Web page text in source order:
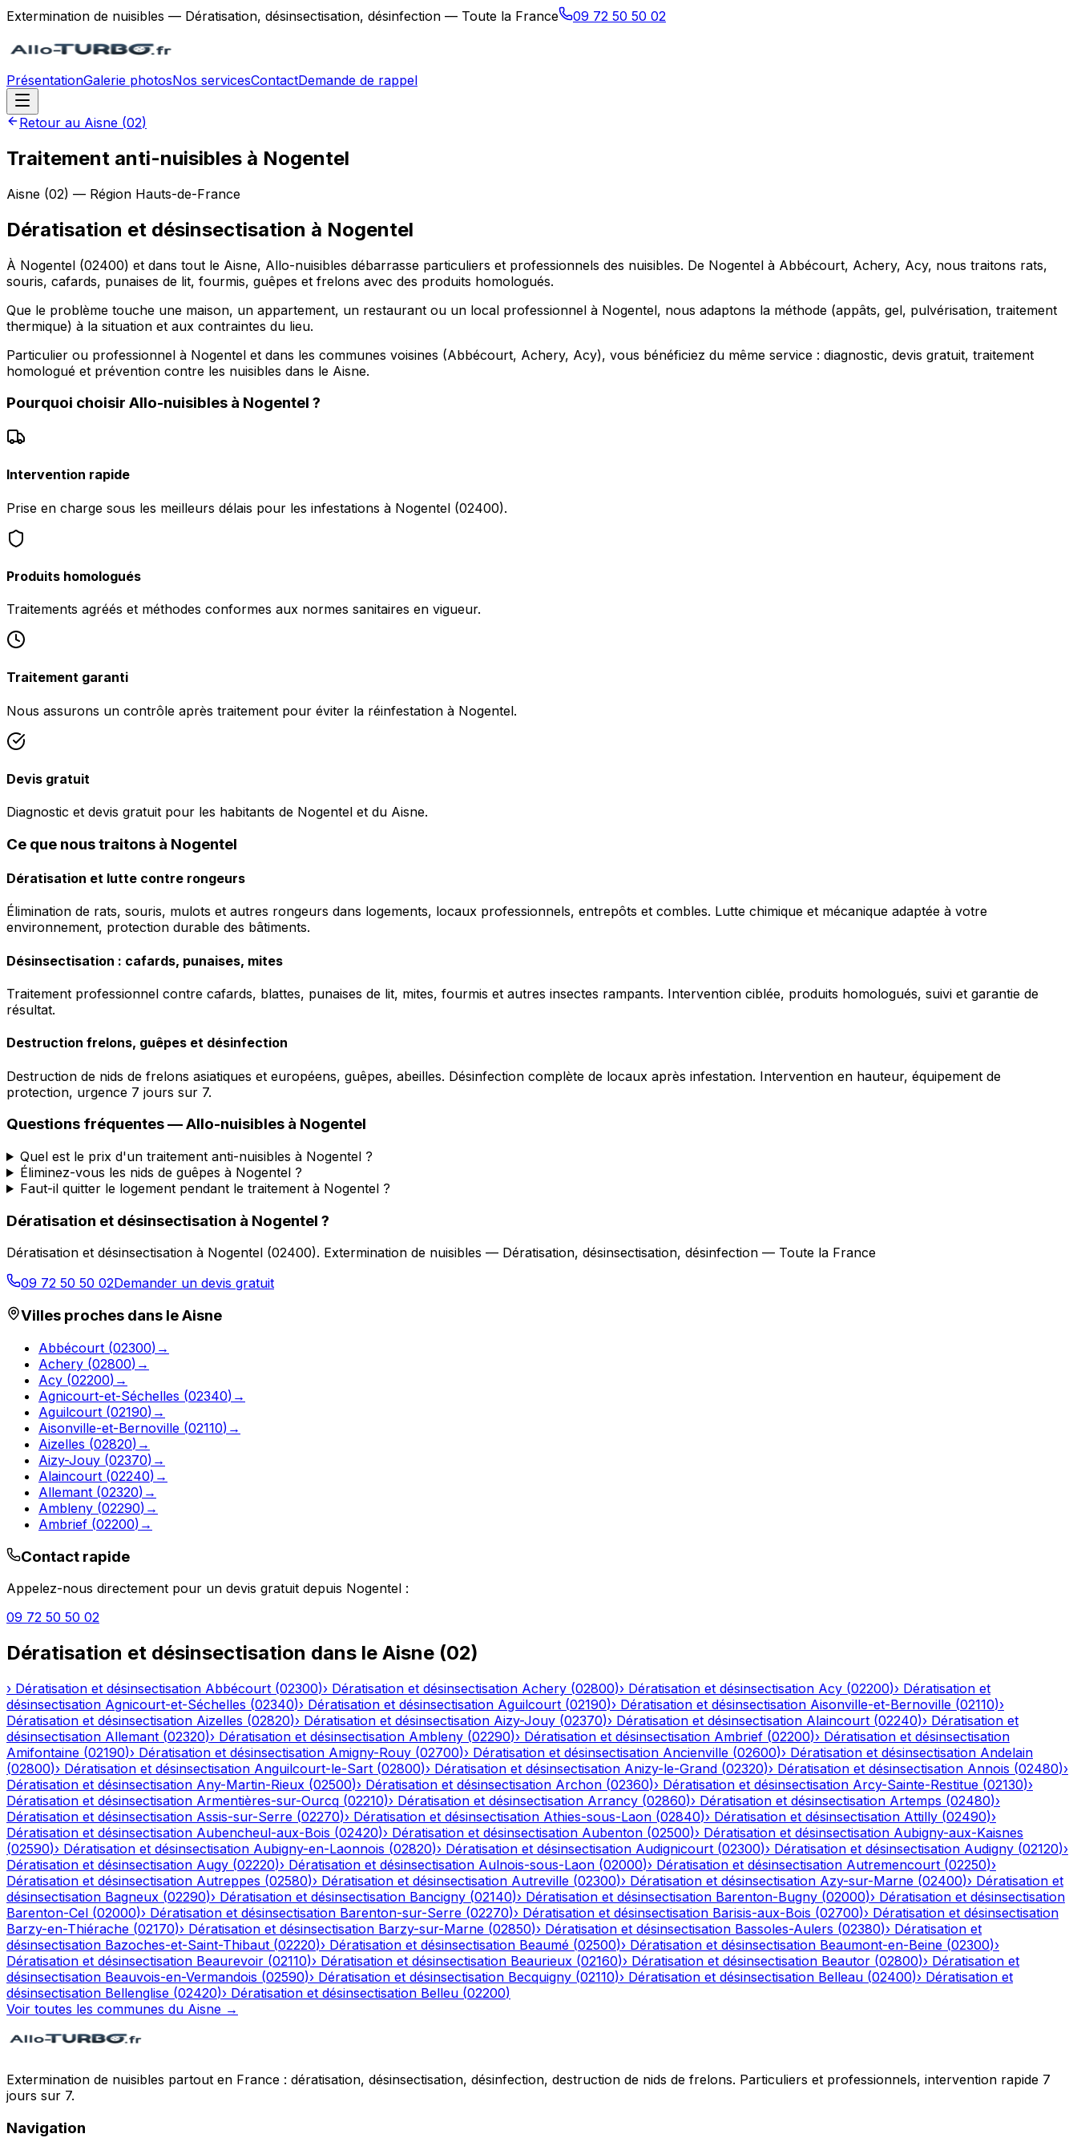
Extermination de nuisibles — Dératisation, désinsectisation, désinfection — Toute la France 09 72 50 50 02
PrésentationGalerie photosNos servicesContactDemande de rappel
Retour au Aisne (02)
Traitement anti-nuisibles à Nogentel
Aisne (02) — Région Hauts-de-France
Dératisation et désinsectisation à Nogentel
À Nogentel (02400) et dans tout le Aisne, Allo-nuisibles débarrasse particuliers et professionnels des nuisibles. De Nogentel à Abbécourt, Achery, Acy, nous traitons rats,
souris, cafards, punaises de lit, fourmis, guêpes et frelons avec des produits homologués.
Que le problème touche une maison, un appartement, un restaurant ou un local professionnel à Nogentel, nous adaptons la méthode (appâts, gel, pulvérisation, traitement
thermique) à la situation et aux contraintes du lieu.
Particulier ou professionnel à Nogentel et dans les communes voisines (Abbécourt, Achery, Acy), vous bénéficiez du même service : diagnostic, devis gratuit, traitement
homologué et prévention contre les nuisibles dans le Aisne.
Pourquoi choisir Allo-nuisibles à Nogentel ?
Intervention rapide
Prise en charge sous les meilleurs délais pour les infestations à Nogentel (02400).
Produits homologués
Traitements agréés et méthodes conformes aux normes sanitaires en vigueur.
Traitement garanti
Nous assurons un contrôle après traitement pour éviter la réinfestation à Nogentel.
Devis gratuit
Diagnostic et devis gratuit pour les habitants de Nogentel et du Aisne.
Ce que nous traitons à Nogentel
Dératisation et lutte contre rongeurs
Élimination de rats, souris, mulots et autres rongeurs dans logements, locaux professionnels, entrepôts et combles. Lutte chimique et mécanique adaptée à votre
environnement, protection durable des bâtiments.
Désinsectisation : cafards, punaises, mites
Traitement professionnel contre cafards, blattes, punaises de lit, mites, fourmis et autres insectes rampants. Intervention ciblée, produits homologués, suivi et garantie de
résultat.
Destruction frelons, guêpes et désinfection
Destruction de nids de frelons asiatiques et européens, guêpes, abeilles. Désinfection complète de locaux après infestation. Intervention en hauteur, équipement de
protection, urgence 7 jours sur 7.
Questions fréquentes —Allo-nuisibles à Nogentel
Quel est le prix d'un traitement anti-nuisibles à Nogentel ?
Éliminez-vous les nids de guêpes à Nogentel ?
Faut-il quitter le logement pendant le traitement à Nogentel ?
Dératisation et désinsectisation à Nogentel ?
Dératisation et désinsectisation à Nogentel (02400). Extermination de nuisibles — Dératisation, désinsectisation, désinfection — Toute la France
09 72 50 50 02Demander un devis gratuit
Villes proches dans leAisne
Abbécourt (02300) →
Achery (02800) →
Acy (02200) →
Agnicourt-et-Séchelles (02340) →
Aguilcourt (02190) →
Aisonville-et-Bernoville (02110) →
Aizelles (02820) →
Aizy-Jouy (02370) →
Alaincourt (02240) →
Allemant (02320) →
Ambleny (02290) →
Ambrief (02200) →
Contact rapide
Appelez-nous directement pour un devis gratuit depuis Nogentel :
09 72 50 50 02
Dératisation et désinsectisation dans le Aisne (02)
› Dératisation et désinsectisation Abbécourt (02300)› Dératisation et désinsectisation Achery (02800)› Dératisation et désinsectisation Acy (02200)› Dératisation et
désinsectisation Agnicourt-et-Séchelles (02340)› Dératisation et désinsectisation Aguilcourt (02190)› Dératisation et désinsectisation Aisonville-et-Bernoville (02110)›
Dératisation et désinsectisation Aizelles (02820)› Dératisation et désinsectisation Aizy-Jouy (02370)› Dératisation et désinsectisation Alaincourt (02240)› Dératisation et
désinsectisation Allemant (02320)› Dératisation et désinsectisation Ambleny (02290)› Dératisation et désinsectisation Ambrief (02200)› Dératisation et désinsectisation
Amifontaine (02190)› Dératisation et désinsectisation Amigny-Rouy (02700)› Dératisation et désinsectisation Ancienville (02600)› Dératisation et désinsectisation Andelain
(02800)› Dératisation et désinsectisation Anguilcourt-le-Sart (02800)› Dératisation et désinsectisation Anizy-le-Grand (02320)› Dératisation et désinsectisation Annois (02480)›
Dératisation et désinsectisation Any-Martin-Rieux (02500)› Dératisation et désinsectisation Archon (02360)› Dératisation et désinsectisation Arcy-Sainte-Restitue (02130)›
Dératisation et désinsectisation Armentières-sur-Ourcq (02210)› Dératisation et désinsectisation Arrancy (02860)› Dératisation et désinsectisation Artemps (02480)›
Dératisation et désinsectisation Assis-sur-Serre (02270)› Dératisation et désinsectisation Athies-sous-Laon (02840)› Dératisation et désinsectisation Attilly (02490)›
Dératisation et désinsectisation Aubencheul-aux-Bois (02420)› Dératisation et désinsectisation Aubenton (02500)› Dératisation et désinsectisation Aubigny-aux-Kaisnes
(02590)› Dératisation et désinsectisation Aubigny-en-Laonnois (02820)› Dératisation et désinsectisation Audignicourt (02300)› Dératisation et désinsectisation Audigny (02120)›
Dératisation et désinsectisation Augy (02220)› Dératisation et désinsectisation Aulnois-sous-Laon (02000)› Dératisation et désinsectisation Autremencourt (02250)›
Dératisation et désinsectisation Autreppes (02580)› Dératisation et désinsectisation Autreville (02300)› Dératisation et désinsectisation Azy-sur-Marne (02400)› Dératisation et
désinsectisation Bagneux (02290)› Dératisation et désinsectisation Bancigny (02140)› Dératisation et désinsectisation Barenton-Bugny (02000)› Dératisation et désinsectisation
Barenton-Cel (02000)› Dératisation et désinsectisation Barenton-sur-Serre (02270)› Dératisation et désinsectisation Barisis-aux-Bois (02700)› Dératisation et désinsectisation
Barzy-en-Thiérache (02170)› Dératisation et désinsectisation Barzy-sur-Marne (02850)› Dératisation et désinsectisation Bassoles-Aulers (02380)› Dératisation et
désinsectisation Bazoches-et-Saint-Thibaut (02220)› Dératisation et désinsectisation Beaumé (02500)› Dératisation et désinsectisation Beaumont-en-Beine (02300)›
Dératisation et désinsectisation Beaurevoir (02110)› Dératisation et désinsectisation Beaurieux (02160)› Dératisation et désinsectisation Beautor (02800)› Dératisation et
désinsectisation Beauvois-en-Vermandois (02590)› Dératisation et désinsectisation Becquigny (02110)› Dératisation et désinsectisation Belleau (02400)› Dératisation et
désinsectisation Bellenglise (02420)› Dératisation et désinsectisation Belleu (02200)
Voir toutes les communes du Aisne →
Extermination de nuisibles partout en France : dératisation, désinsectisation, désinfection, destruction de nids de frelons. Particuliers et professionnels, intervention rapide 7
jours sur 7.
Navigation